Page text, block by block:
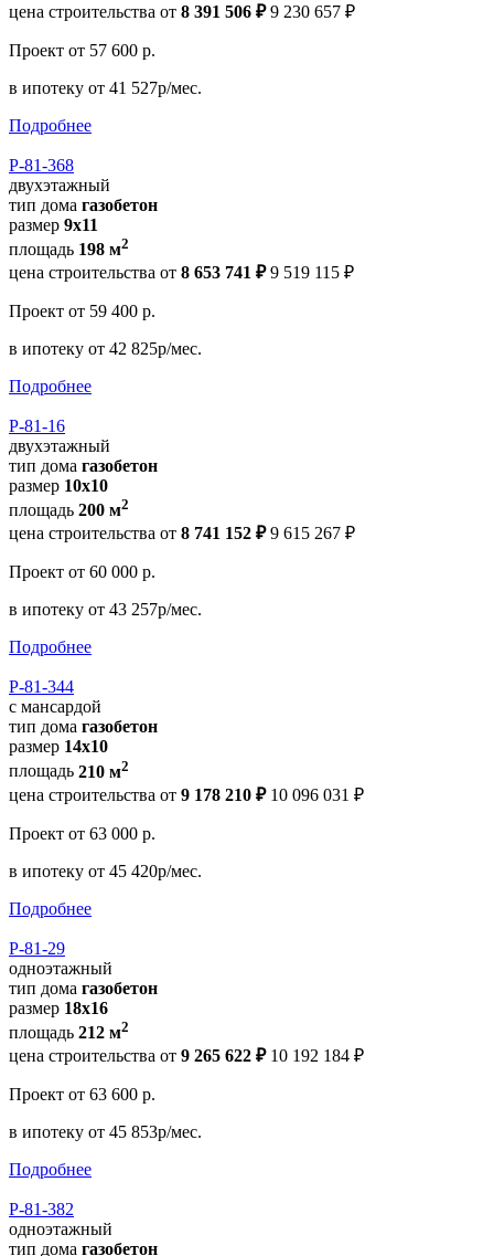
цена строительства от 8 391 506 ₽ 9 230 657 ₽
Проект от 57 600 р.
в ипотеку от 41 527р/мес.
Подробнее
Р-81-368
двухэтажный
тип дома газобетон
размер 9x11
площадь 198 м2
цена строительства от 8 653 741 ₽ 9 519 115 ₽
Проект от 59 400 р.
в ипотеку от 42 825р/мес.
Подробнее
Р-81-16
двухэтажный
тип дома газобетон
размер 10x10
площадь 200 м2
цена строительства от 8 741 152 ₽ 9 615 267 ₽
Проект от 60 000 р.
в ипотеку от 43 257р/мес.
Подробнее
Р-81-344
с мансардой
тип дома газобетон
размер 14x10
площадь 210 м2
цена строительства от 9 178 210 ₽ 10 096 031 ₽
Проект от 63 000 р.
в ипотеку от 45 420р/мес.
Подробнее
Р-81-29
одноэтажный
тип дома газобетон
размер 18x16
площадь 212 м2
цена строительства от 9 265 622 ₽ 10 192 184 ₽
Проект от 63 600 р.
в ипотеку от 45 853р/мес.
Подробнее
Р-81-382
одноэтажный
тип дома газобетон